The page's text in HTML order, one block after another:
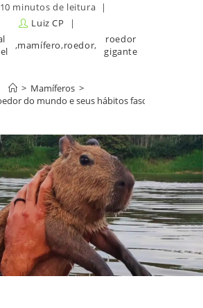
10 minutos de leitura
Luiz CP
,mamífero,roedor,
roedor
gigante
> Mamíferos >
do mundo e seus hábitos fascinantes